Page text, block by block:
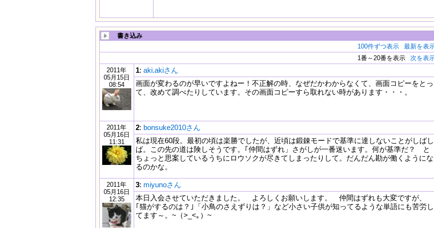
書き込み
100件ずつ表示
最新を表
1番～20番を表示
次を表
2011年
05月15日
08:54
1: aki.akiさん
画面が変わるのが早いですよねー！不正解の時、なぜだかわからなくて、画面コピーをとっ
て、改めて調べたりしています。その画面コピーすら取れない時があります・・・。
2011年
05月16日
11:31
2: bonsuke2010さん
私は現在60段。最初の頃は楽勝でしたが、近頃は鍛錬モードで基準に達しないことがしばし
ば。この先の道は険しそうです。｢仲間はずれ」さがしが一番迷います。何が基準だ？ と
ちょっと思案しているうちにロウソクが尽きてしまったりして。だんだん勘が働くようにな
るのかな。
2011年
05月16日
12:35
3: miyunoさん
本日入会させていただきました。 よろしくお願いします。 仲間はずれも大変ですが、
｢猫がするのは？｣「小鳥のさえずりは？」など小さい子供が知ってるような単語にも苦労し
てます～。~（>_<｡）~